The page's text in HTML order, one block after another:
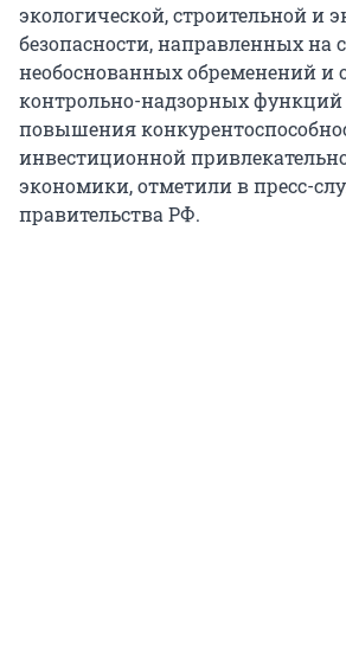
экологической, строительной и
безопасности, направленных на
необоснованных обременений
контрольно-надзорных функций
повышения
инвестиционной
экономики, отметили в пресс-
правительства РФ.